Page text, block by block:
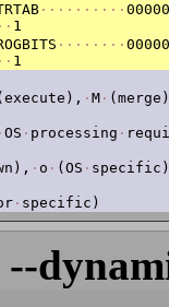
· · · · · · · · · ·
· · 1
· · · · · · · ·
· · 1
· M ·
· OS · processing ·
· o · (OS ·
· specific)
--